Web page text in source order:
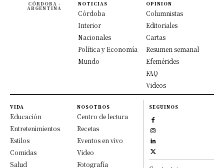
CÓRDOBA -
ARGENTINA
NOTICIAS
Córdoba
Interior
Nacionales
Política y Economía
Mundo
OPINION
Columnistas
Editoriales
Cartas
Resumen semanal
Efemérides
FAQ
Videos
VIDA
Educación
Entretenimientos
Estilos
Comidas
Salud
NOSOTROS
Centro de lectura
Recetas
Eventos en vivo
Video
Fotografía
SEGUINOS